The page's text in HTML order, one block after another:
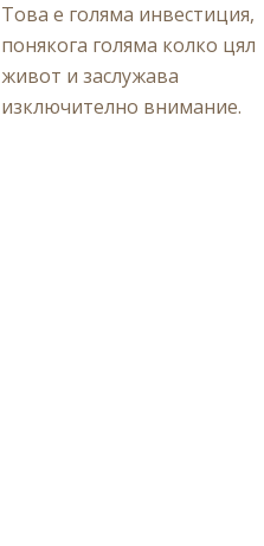
Това е голяма инвестиция,
понякога голяма колко цял
живот и заслужава
изключително внимание.